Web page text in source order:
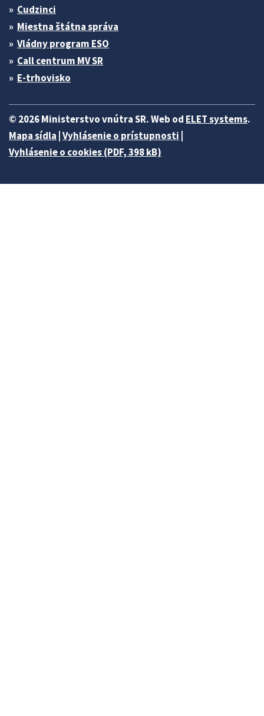
Cudzinci
Miestna štátna správa
Vládny program ESO
Call centrum MV SR
E-trhovisko
© 2026 Ministerstvo vnútra SR. Web od ELET systems.
Mapa sídla Vyhlásenie o prístupnosti
Vyhlásenie o cookies (PDF, 398 kB)